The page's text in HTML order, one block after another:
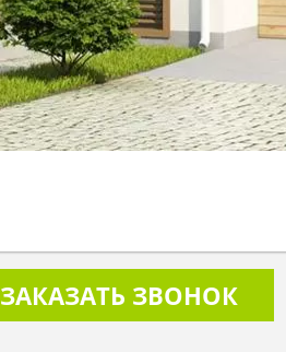
ЗАКАЗАТЬ ЗВОНОК